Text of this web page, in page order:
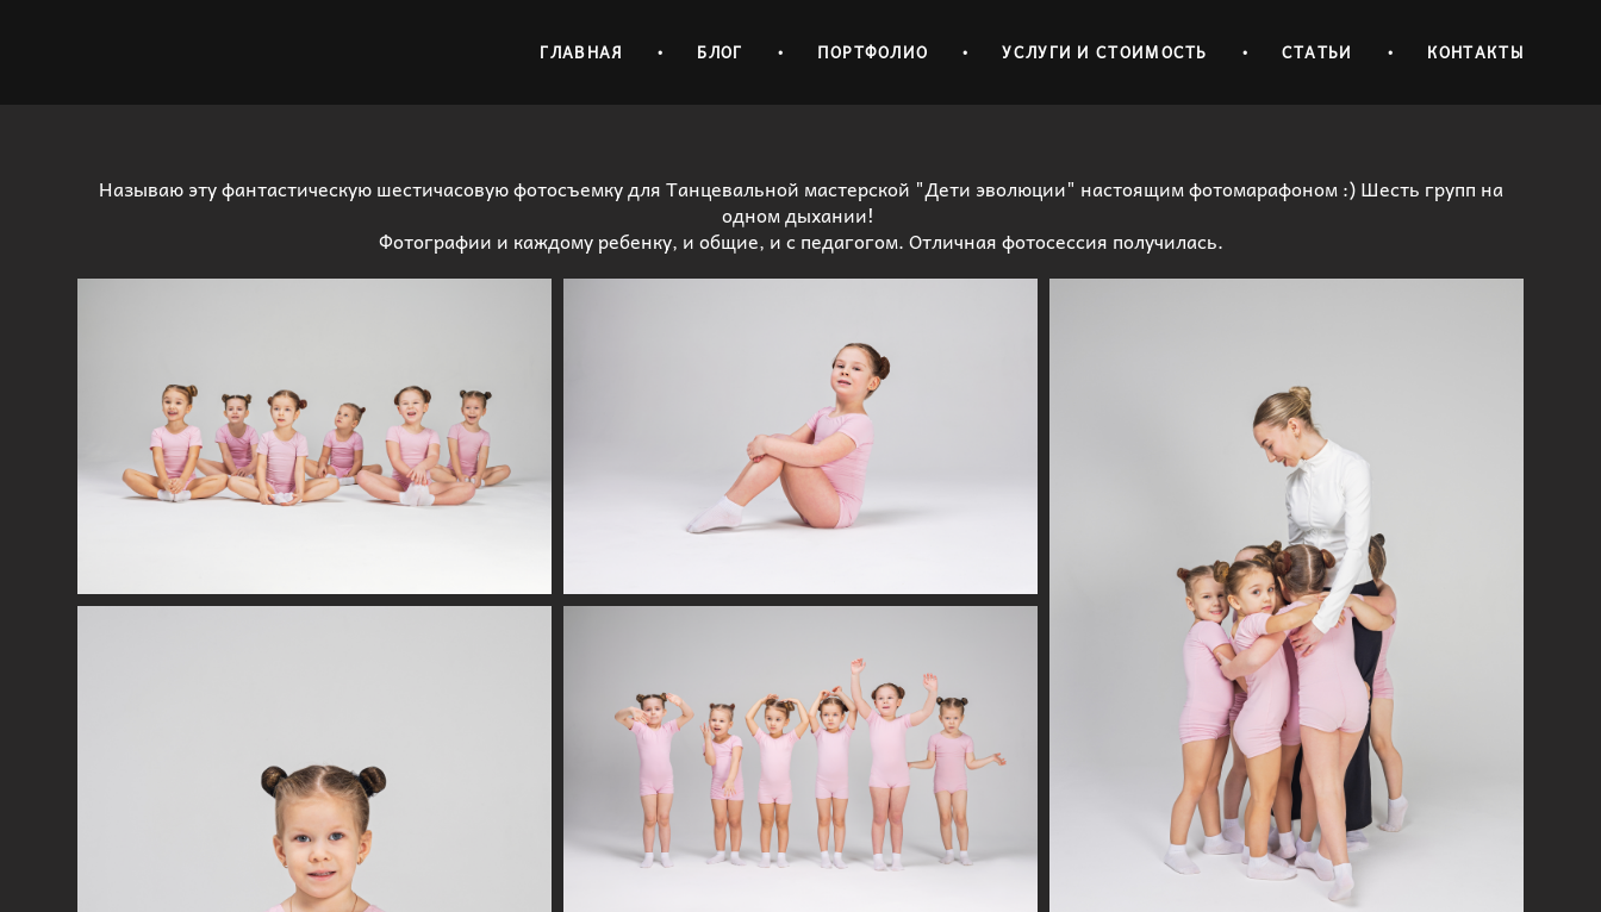
ГЛАВНАЯ • БЛОГ • ПОРТФОЛИО • УСЛУГИ И СТОИМОСТЬ • СТАТЬИ • КОНТАКТЫ
Называю эту фантастическую шестичасовую фотосъемку для Танцевальной мастерской "Дети эволюции" настоящим фотомарафоном :) Шесть групп на
одном дыхании!
Фотографии и каждому ребенку, и общие, и с педагогом. Отличная фотосессия получилась.